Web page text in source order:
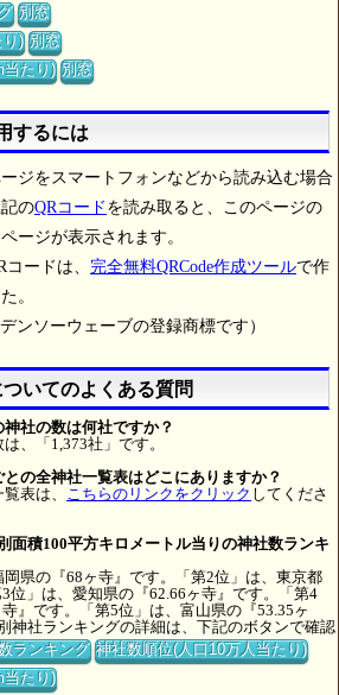
別窓
り) 別窓
当たり) 別窓
するには
ジをスマートフォンなどから読み込む場合
のQRコード を読み取ると、このページの
ージが表示されます。
コードは、 完全無料QRCode作成ツールで作
。
ンソーウェーブの登録商標です）
いてのよくある質問
神社の数は何社ですか？
、「1,373社」です。
との全神社一覧表はどこにありますか？
表は、
こちらのリンクをクリック してくださ
面積100平方キロメートル当りの神社数ランキ
岡県の『68ヶ寺』です。「第2位」は、東京都
位」は、愛知県の『62.66ヶ寺』です。「第4
』です。「第5位」は、富山県の『53.35ヶ
神社ランキングの詳細は、下記のボタンで確認
ランキング 神社数順位(人口10万人当たり)
当たり)